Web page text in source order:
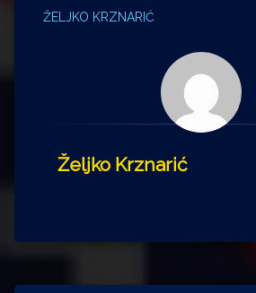
ŽELJKO KRZNARIĆ
Željko Krznarić